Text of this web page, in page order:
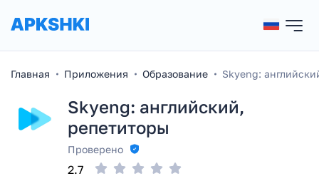
Главная Приложения Образование Skyeng:
Skyeng: английский,
репетиторы
Проверено
2.7